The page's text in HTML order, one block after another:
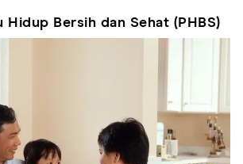
Hidup Bersih dan Sehat (PHBS)